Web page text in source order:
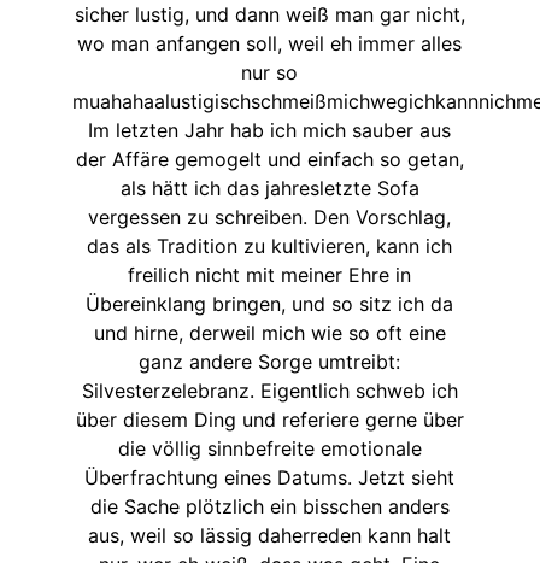
sicher lustig, und dann weiß man gar nicht,
wo man anfangen soll, weil eh immer alles
nur so
Im letzten Jahr hab ich mich sauber aus
der Affäre gemogelt und einfach so getan,
als hätt ich das jahresletzte Sofa
vergessen zu schreiben. Den Vorschlag,
das als Tradition zu kultivieren, kann ich
freilich nicht mit meiner Ehre in
Übereinklang bringen, und so sitz ich da
und hirne, derweil mich wie so oft eine
ganz andere Sorge umtreibt:
Silvesterzelebranz. Eigentlich schweb ich
über diesem Ding und referiere gerne über
die völlig sinnbefreite emotionale
Überfrachtung eines Datums. Jetzt sieht
die Sache plötzlich ein bisschen anders
aus, weil so lässig daherreden kann halt